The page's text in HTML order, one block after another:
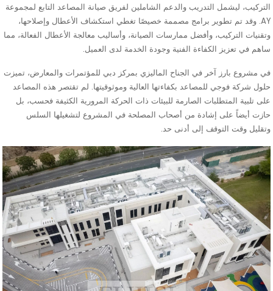
التركيب، ليشمل التدريب والدعم الشاملين لفريق صيانة المصاعد التابع لمجموعة
AY. وقد تم تطوير برامج مصممة خصيصًا تغطي استكشاف الأعطال وإصلاحها،
وتقنيات التركيب، وأفضل ممارسات الصيانة، وأساليب معالجة الأعطال الفعالة، مما
ساهم في تعزيز الكفاءة الفنية وجودة الخدمة لدى العميل.
في مشروع بارز آخر في الجناح الماليزي بمركز دبي للمؤتمرات والمعارض، تميزت
حلول شركة فوجي للمصاعد بكفاءتها العالية وموثوقيتها. لم تقتصر هذه المصاعد
على تلبية المتطلبات الصارمة للبيئات ذات الحركة المرورية الكثيفة فحسب، بل
حازت أيضاً على إشادة من أصحاب المصلحة في المشروع لتشغيلها السلس
وتقليل وقت التوقف إلى أدنى حد.